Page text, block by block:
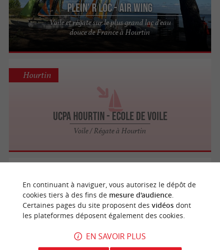
Plein' R Loc - Air Wing
Voile et régate sur le plus grand lac d'eau
douce de France à Hourtin
UCPA Hourtin - Ecole de Voile
Voile / Régate à Hourtin
Hourtin
Plein R' Loc - Voile
En continuant à naviguer, vous autorisez le dépôt de
cookies tiers à des fins de mesure d'audience.
Certaines pages du site proposent des vidéosdont
les plateformes déposent également des cookies.
EN SAVOIR PLUS